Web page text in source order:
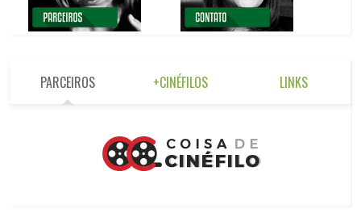
PARCEIROS +CINÉFILOS LINKS